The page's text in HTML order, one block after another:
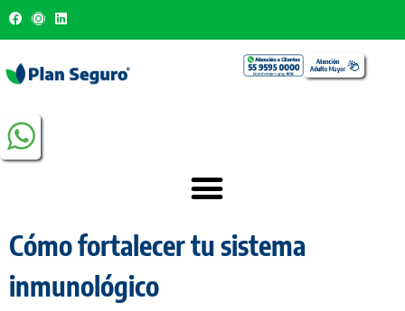
Cómo fortalecer tu sistema
inmunológico